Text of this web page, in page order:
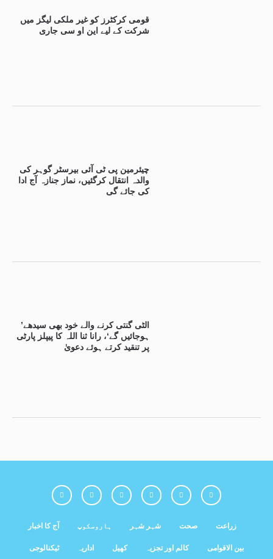
قومی کرکٹرز کو غیر ملکی لیگز میں
شرکت کے لیے این او سی جاری
چیئرمین پی ٹی آئی بیرسٹر گوہر کی
والدہ انتقال کرگئیں، نماز جنازہ آج ادا
کی جائے گی
’الٹی گنتی کرنے والے خود بھی سیدھے
ہوجائیں گے‘، رانا ثنا اللہ کا پیپلز پارٹی
پر تنقید کرتے ہوئے دعویٰ
آج کا اخبار ہاروسکوپ شہر شہر صحت زراعت
ٹیکنالوجی اداریہ کھیل کالم اور تجزیہ بین الاقوامی